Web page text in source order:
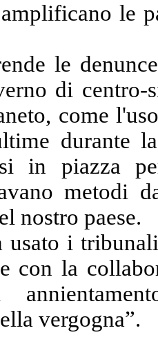
le
le
di centro-
come
durante
in piazza
metodi
nostro paese.
usato i
con la
vergogna”.